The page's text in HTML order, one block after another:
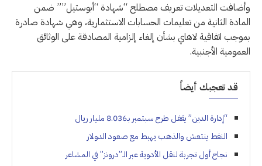
وأضافت التعديلات تعريف مصطلح “شهادة “أبوستيل”” ضمن
المادة الثانية من تعليمات الحسابات الاستثمارية، وهي شهادة صادرة
بموجب اتفاقية لاهاي بشأن إلغاء إلزامية المصادقة على الوثائق
العمومية الأجنبية.
قد تعجبك أيضاً
“إدارة الدين” يقفل طرح سبتمبر بـ8.036 مليار ريال
النفط ينتعش والذهب يهبط مع صعود الدولار
نجاح أول تجربة لنقل الأدوية عبر الـ”درونز” في المشاعر